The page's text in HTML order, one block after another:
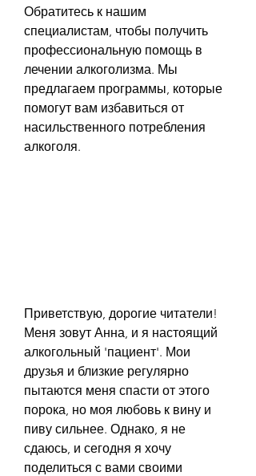
Обратитесь к нашим
специалистам, чтобы получить
профессиональную помощь в
лечении алкоголизма. Мы
предлагаем программы, которые
помогут вам избавиться от
насильственного потребления
алкоголя.
Приветствую, дорогие читатели!
Меня зовут Анна, и я настоящий
алкогольный 'пациент'. Мои
друзья и близкие регулярно
пытаются меня спасти от этого
порока, но моя любовь к вину и
пиву сильнее. Однако, я не
сдаюсь, и сегодня я хочу
поделиться с вами своими